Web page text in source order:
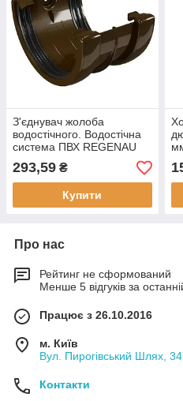
З'єднувач жолоба
водостічного. Водостічна
система ПВХ REGENAU
125 коричнева, біла,
графіт
293,59 ₴
Купити
Про нас
Рейтинг не сформований
Менше 5 відгуків за
Працює з 26.10.2016
м. Київ
Вул. Пирогівський Шлях,
Контакти